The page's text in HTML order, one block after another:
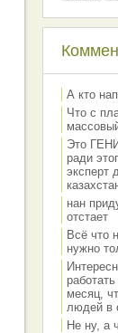
А кто
Что с
Это
ради
эксперт
нан
отстает
Всё что
нужно
месяц,
людей в
Не ну, а